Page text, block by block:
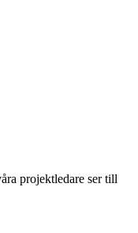
projektledare ser till